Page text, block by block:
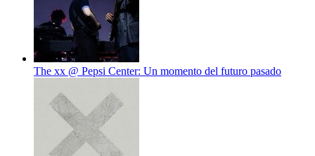
The xx @ Pepsi Center: Un momento del futuro pasado